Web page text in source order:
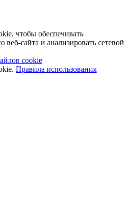
чтобы обеспечивать
сайта и анализировать сетевой
cookie
Правила использования